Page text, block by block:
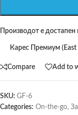
Производот е достапен
Карес Премиум (East
Compare Add to
SKU: GF-6
Categories: On-the-go,